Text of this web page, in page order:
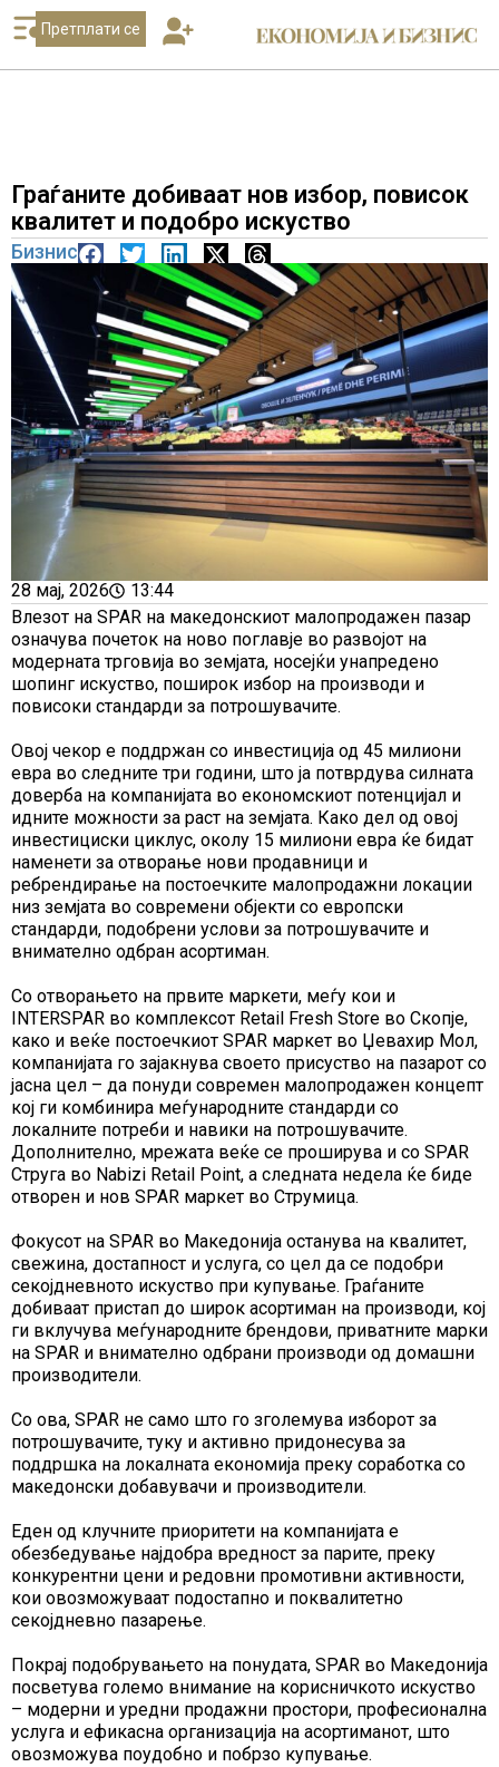
Претплати се
Граѓаните добиваат нов избор, повисок
квалитет и подобро искуство
Бизнис
28 мај, 2026
13:44
Влезот на SPAR на македонскиот малопродажен пазар
означува почеток на ново поглавје во развојот на
модерната трговија во земјата, носејќи унапредено
шопинг искуство, поширок избор на производи и
повисоки стандарди за потрошувачите.
Овој чекор е поддржан со инвестиција од 45 милиони
евра во следните три години, што ја потврдува силната
доверба на компанијата во економскиот потенцијал и
идните можности за раст на земјата. Како дел од овој
инвестициски циклус, околу 15 милиони евра ќе бидат
наменети за отворање нови продавници и
ребрендирање на постоечките малопродажни локации
низ земјата во современи објекти со европски
стандарди, подобрени услови за потрошувачите и
внимателно одбран асортиман.
Со отворањето на првите маркети, меѓу кои и
INTERSPAR во комплексот Retail Fresh Store во Скопје,
како и веќе постоечкиот SPAR маркет во Џевахир Мол,
компанијата го зајакнува своето присуство на пазарот со
јасна цел – да понуди современ малопродажен концепт
кој ги комбинира меѓународните стандарди со
локалните потреби и навики на потрошувачите.
Дополнително, мрежата веќе се проширува и со SPAR
Струга во Nabizi Retail Point, а следната недела ќе биде
отворен и нов SPAR маркет во Струмица.
Фокусот на SPAR во Македонија останува на квалитет,
свежина, достапност и услуга, со цел да се подобри
секојдневното искуство при купување. Граѓаните
добиваат пристап до широк асортиман на производи, кој
ги вклучува меѓународните брендови, приватните марки
на SPAR и внимателно одбрани производи од домашни
производители.
Со ова, SPAR не само што го зголемува изборот за
потрошувачите, туку и активно придонесува за
поддршка на локалната економија преку соработка со
македонски добавувачи и производители.
Еден од клучните приоритети на компанијата е
обезбедување најдобра вредност за парите, преку
конкурентни цени и редовни промотивни активности,
кои овозможуваат подостапно и поквалитетно
секојдневно пазарење.
Покрај подобрувањето на понудата, SPAR во Македонија
посветува големо внимание на корисничкото искуство
– модерни и уредни продажни простори, професионална
услуга и ефикасна организација на асортиманот, што
овозможува поудобно и побрзо купување.